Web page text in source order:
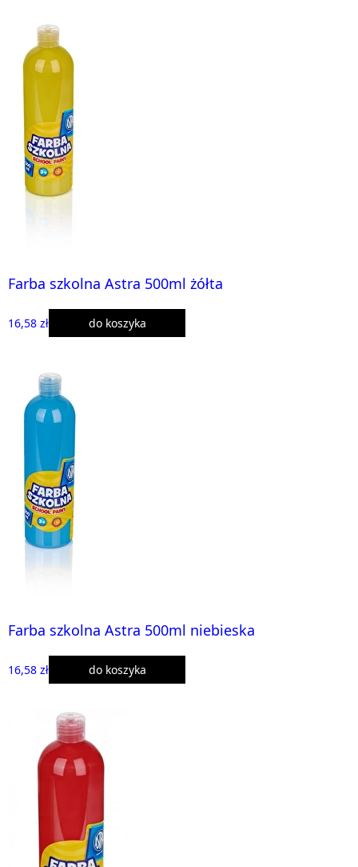
Farba szkolna Astra 500ml żółta
16,58 zł do koszyka
Farba szkolna Astra 500ml niebieska
16,58 zł do koszyka